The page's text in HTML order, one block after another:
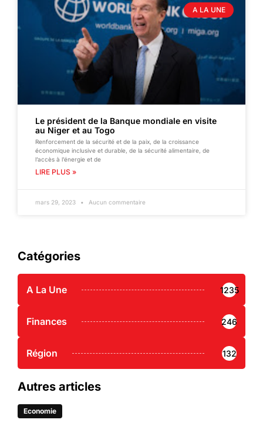
A LA UNE
Le président de la Banque mondiale en visite
au Niger et au Togo
Renforcement de la sécurité et de la paix, de la croissance
économique inclusive et durable, de la sécurité alimentaire, de
l’accès à l’énergie et de
LIRE PLUS »
mars 29, 2023 Aucun commentaire
Catégories
A La Une 1235
Finances 246
Région 132
Autres articles
Economie